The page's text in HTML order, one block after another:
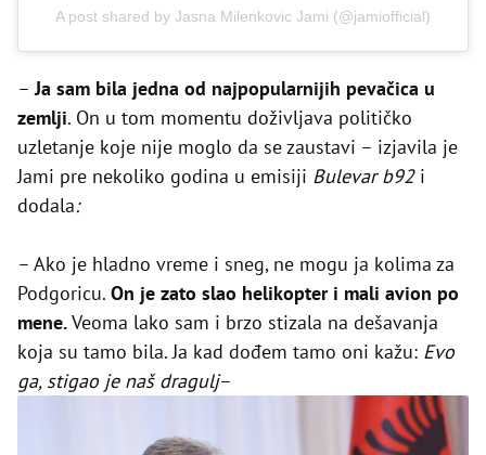
A post shared by Jasna Milenkovic Jami (@jamiofficial)
–Ja sam bila jedna od najpopularnijih pevačica u
zemlji. On u tom momentu doživljava političko
uzletanje koje nije moglo da se zaustavi – izjavila je
Jami pre nekoliko godina u emisiji Bulevar b92 i
dodala:
– Ako je hladno vreme i sneg, ne mogu ja kolima za
Podgoricu. On je zato slao helikopter i mali avion po
mene.Veoma lako sam i brzo stizala na dešavanja
koja su tamo bila. Ja kad dođem tamo oni kažu: Evo
ga, stigao je naš dragulj–